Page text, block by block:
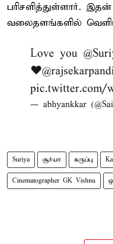
பரிசளித்துள்ளார்.
வலைதளங்களில்
Love you
♥️
pic.twitter.com/
— abhyankkar
Suriya சூர்யா கருப்பு
Cinematographer GK Vishnu